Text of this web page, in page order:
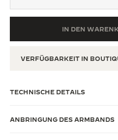
THE PRECISION PIONEER
IN DEN
VERFÜGBARKEIT IN
TECHNISCHE DETAILS
ANBRINGUNG DES ARMBANDS